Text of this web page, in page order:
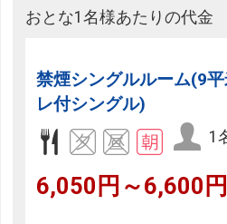
おとな1名様あたりの代金
禁煙シングルルーム(9
レ付シングル)
1
6,050円～6,600円